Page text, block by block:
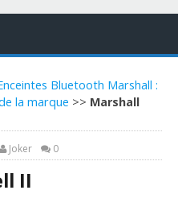
Bluetooth Marshall :
la marque >> Marshall
Joker 0
II